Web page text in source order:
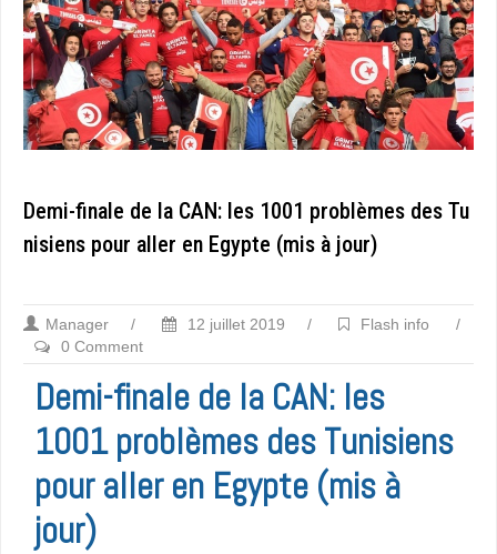
Demi-finale de la CAN: les 1001 problèmes des Tu
nisiens pour aller en Egypte (mis à jour)
Manager / 12 juillet 2019 / Flash info
/
0 Comment
Demi-finale de la CAN: les
1001 problèmes des Tunisiens
pour aller en Egypte (mis à
jour)